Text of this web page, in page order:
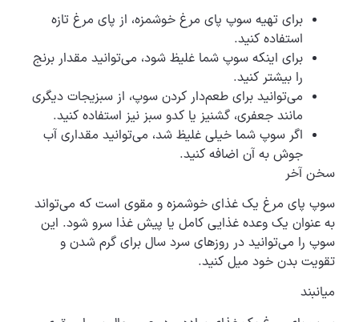
برای تهیه سوپ پای مرغ خوشمزه، از پای مرغ تازه
استفاده کنید.
برای اینکه سوپ شما غلیظ شود، می‌توانید مقدار برنج
را بیشتر کنید.
می‌توانید برای طعم‌دار کردن سوپ، از سبزیجات دیگری
مانند جعفری، گشنیز یا کدو سبز نیز استفاده کنید.
اگر سوپ شما خیلی غلیظ شد، می‌توانید مقداری آب
جوش به آن اضافه کنید.
سخن آخر
سوپ پای مرغ یک غذای خوشمزه و مقوی است که می‌تواند
به عنوان یک وعده غذایی کامل یا پیش غذا سرو شود. این
سوپ را می‌توانید در روزهای سرد سال برای گرم شدن و
تقویت بدن خود میل کنید.
میانبند